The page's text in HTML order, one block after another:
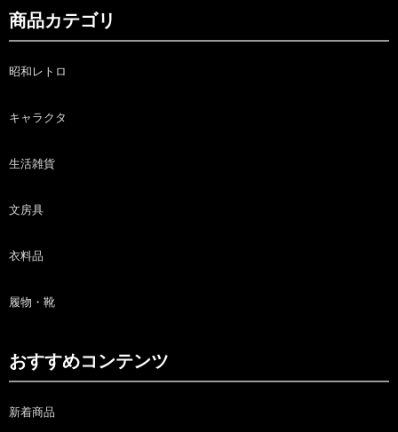
商品カテゴリ
昭和レトロ
キャラクタ
生活雑貨
文房具
衣料品
履物・靴
おすすめコンテンツ
新着商品